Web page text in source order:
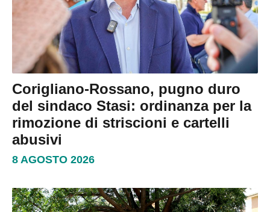
Corigliano-Rossano, pugno duro
del sindaco Stasi: ordinanza per la
rimozione di striscioni e cartelli
abusivi
8 AGOSTO 2026